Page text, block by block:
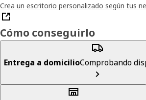
Crea un escritorio personalizado según tus
Cómo conseguirlo
Entrega a domicilioComprobando